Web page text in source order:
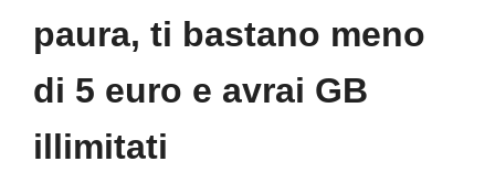
paura, ti bastano meno
di 5 euro e avrai GB
illimitati